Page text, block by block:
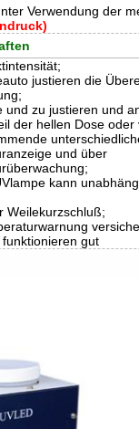
Verwendung der
justieren die
und zu justieren und
der hellen Dose oder
und über
kann
Weilekurzschluß;
gut